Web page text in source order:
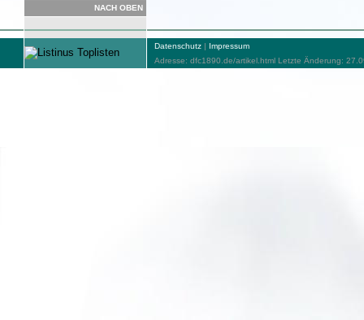
NACH OBEN
Datenschutz | Impressum
Adresse: dfc1890.de/artikel.html Letzte Änderung: